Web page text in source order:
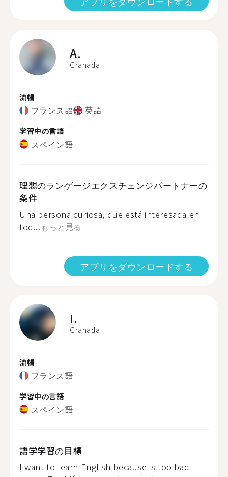
A.
Granada
流暢
フランス語 英語
学習中の言語
スペイン語
理想のランゲージエクスチェンジパートナーの
条件
Una persona curiosa, que está interesada en
tod... もっと見る
アプリをダウンロードする
I.
Granada
流暢
フランス語
学習中の言語
スペイン語
語学学習の目標
I want to learn English because is too bad